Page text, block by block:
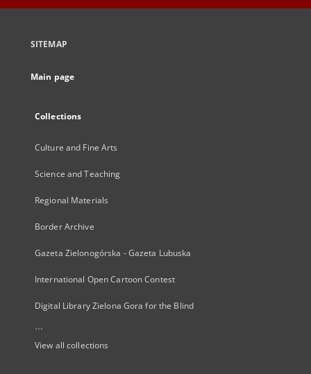
SITEMAP
Main page
Collections
Culture and Fine Arts
Science and Teaching
Regional Materials
Border Archive
Gazeta Zielonogórska - Gazeta Lubuska
International Open Cartoon Contest
Digital Library Zielona Gora for the Blind
...
View all collections